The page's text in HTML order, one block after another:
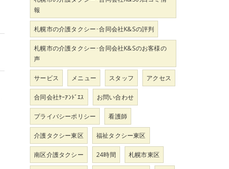
報
札幌市の介護タクシー･合同会社K&Sの評判
札幌市の介護タクシー･合同会社K&Sのお客様の
声
サービス メニュー スタッフ アクセス
合同会社ｹｰｱﾝﾄﾞｴｽ お問い合わせ
プライバシーポリシー 看護師
介護タクシー東区 福祉タクシー東区
南区介護タクシー 24時間 札幌市東区